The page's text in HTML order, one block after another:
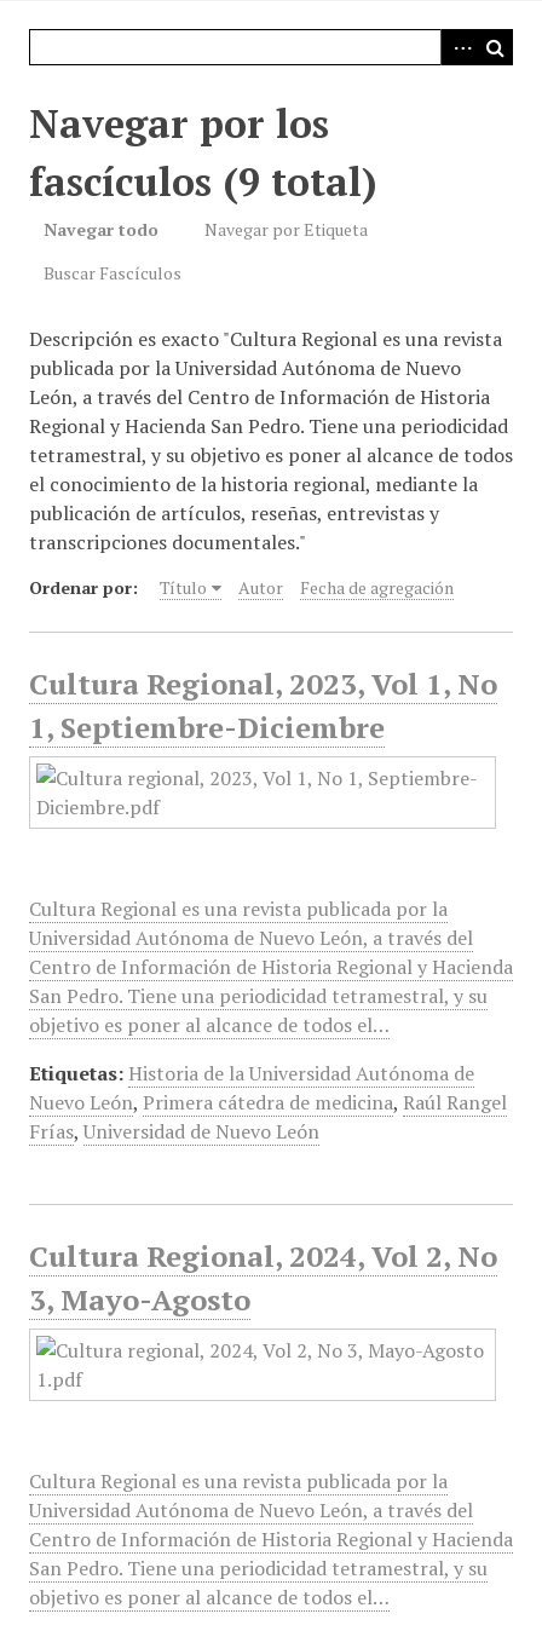
Navegar por los
fascículos (9 total)
Navegar todo
Navegar por Etiqueta
Buscar Fascículos
Descripción es exacto "Cultura Regional es una revista
publicada por la Universidad Autónoma de Nuevo
León, a través del Centro de Información de Historia
Regional y Hacienda San Pedro. Tiene una periodicidad
tetramestral, y su objetivo es poner al alcance de todos
el conocimiento de la historia regional, mediante la
publicación de artículos, reseñas, entrevistas y
transcripciones documentales."
Ordenar por: Título Autor Fecha de agregación
Cultura Regional, 2023, Vol 1, No
1, Septiembre-Diciembre
Cultura Regional es una revista publicada por la
Universidad Autónoma de Nuevo León, a través del
Centro de Información de Historia Regional y Hacienda
San Pedro. Tiene una periodicidad tetramestral, y su
objetivo es poner al alcance de todos el…
Etiquetas: Historia de la Universidad Autónoma de
Nuevo León, Primera cátedra de medicina, Raúl Rangel
Frías, Universidad de Nuevo León
Cultura Regional, 2024, Vol 2, No
3, Mayo-Agosto
Cultura Regional es una revista publicada por la
Universidad Autónoma de Nuevo León, a través del
Centro de Información de Historia Regional y Hacienda
San Pedro. Tiene una periodicidad tetramestral, y su
objetivo es poner al alcance de todos el…